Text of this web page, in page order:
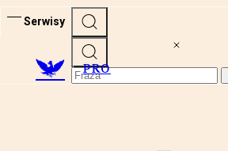
Serwisy
PRO